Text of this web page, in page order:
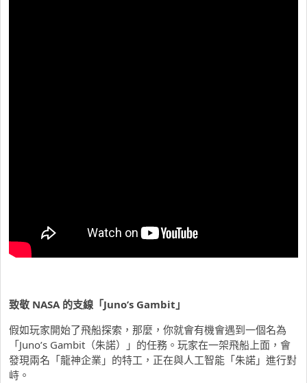
致敬 NASA 的支線「Juno’s Gambit」
假如玩家開始了飛船探索，那麼，你就會有機會遇到一個名為
「Juno’s Gambit（朱諾）」的任務。玩家在一架飛船上面，會
發現兩名「龍神企業」的特工，正在與人工智能「朱諾」進行對
峙。